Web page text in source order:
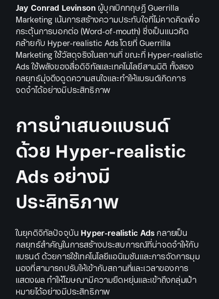
Jay Conrad Levinson ผู้บุกเบิกทฤษฎี Guerrilla
Marketing เน้นการสร้างความประทับใจที่ไม่คาดคิดเพื่อ
กระตุ้นการบอกต่อ (Word-of-mouth) ซึ่งเป็นแนวคิด
คล้ายกับ Hyper-realistic Ads โดยที่ Guerrilla
Marketing ใช้วัสดุจริงในสถานที่ ขณะที่ Hyper-realistic
Ads ใช้พลังของสื่อดิจิทัลและเทคโนโลยีสามมิติ ทั้งสอง
กลยุทธ์มุ่งดึงดูดความสนใจและทำให้แบรนด์เกิดการ
จดจำได้อย่างมีประสิทธิภาพ
การนำเสนอแบรนด์
ด้วย Hyper-realistic
Ads อย่างมี
ประสิทธิภาพ
ในยุคดิจิทัลปัจจุบัน Hyper-realistic Adsกลายเป็น
กลยุทธ์สำคัญในการสร้างประสบการณ์ที่น่าจดจำให้กับ
แบรนด์ ด้วยการใช้เทคโนโลยีแอนิเมชันและการจัดการมุม
มองที่สามารถปรับให้เข้ากับสถานที่และเวลาของการ
แสดงผล ทำให้โฆษณามีความยืดหยุ่นและเข้าถึงกลุ่มเป้า
หมายได้อย่างมีประสิทธิภาพ